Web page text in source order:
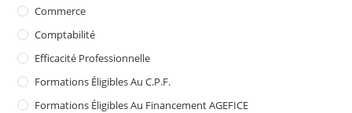
Commerce
Comptabilité
Efficacité Professionnelle
Formations Éligibles Au C.P.F.
Formations Éligibles Au Financement AGEFICE